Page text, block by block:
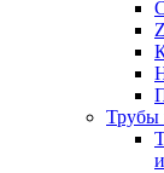
Трубы